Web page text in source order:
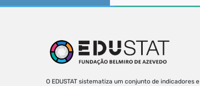
O EDUSTAT sistematiza um conjunto de indicadores e